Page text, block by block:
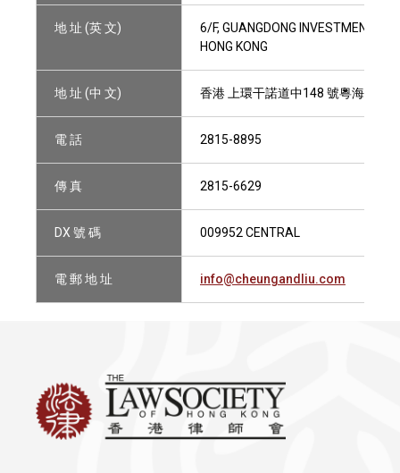
地 址 (英 文)
6/F, GUANGDONG INVESTMENT
HONG KONG
地 址 (中 文) 香港 上環干諾道中148 號粵海投資
電 話 2815-8895
傳 真 2815-6629
DX 號 碼 009952 CENTRAL
電 郵 地 址 info@cheungandliu.com